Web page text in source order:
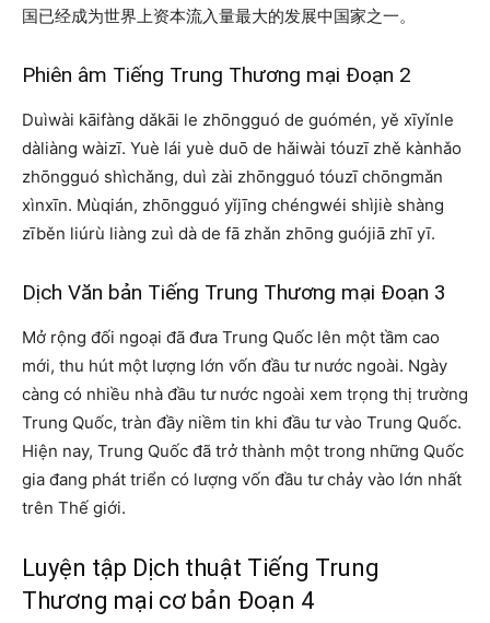
国已经成为世界上资本流入量最大的发展中国家之一。
Phiên âm Tiếng Trung Thương mại Đoạn 2
Duìwài kāifàng dǎkāi le zhōngguó de guómén, yě xīyǐnle
dàliàng wàizī. Yuè lái yuè duō de hǎiwài tóuzī zhě kànhǎo
zhōngguó shìchǎng, duì zài zhōngguó tóuzī chōngmǎn
xìnxīn. Mùqián, zhōngguó yǐjīng chéngwéi shìjiè shàng
zīběn liúrù liàng zuì dà de fā zhǎn zhōng guójiā zhī yī.
Dịch Văn bản Tiếng Trung Thương mại Đoạn 3
Mở rộng đối ngoại đã đưa Trung Quốc lên một tầm cao
mới, thu hút một lượng lớn vốn đầu tư nước ngoài. Ngày
càng có nhiều nhà đầu tư nước ngoài xem trọng thị trường
Trung Quốc, tràn đầy niềm tin khi đầu tư vào Trung Quốc.
Hiện nay, Trung Quốc đã trở thành một trong những Quốc
gia đang phát triển có lượng vốn đầu tư chảy vào lớn nhất
trên Thế giới.
Luyện tập Dịch thuật Tiếng Trung
Thương mại cơ bản Đoạn 4